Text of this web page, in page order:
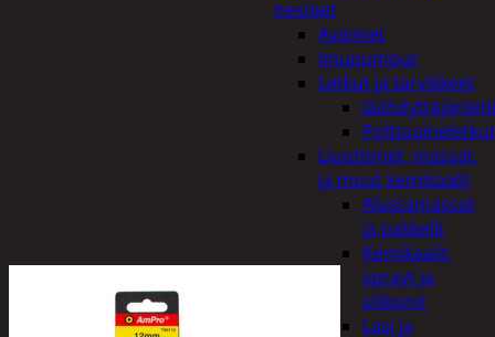
nesteet
Avaimet
Imupumput
Letkut ja tarvikkeet
Polttoaineletkut
Liuottimet, massat,
ja muut kemikaalit
Alustamassat
ja pakkelit
Kemikaalit,
sprayt ja
silikonit
Lasi ja